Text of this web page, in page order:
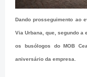
Dando prosseguimento ao
Via Urbana, que, segundo a
os busólogos do MOB
aniversário da empresa.